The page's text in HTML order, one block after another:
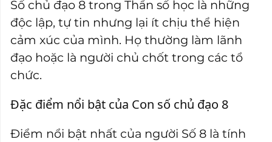
Số chủ đạo 8 trong Thần số học là những
độc lập, tự tin nhưng lại ít chịu thể hiện
cảm xúc của mình. Họ thường làm lãnh
đạo hoặc là người chủ chốt trong các tổ
chức.
Đặc điểm nổi bật của Con số chủ đạo 8
Điểm nổi bật nhất của người Số 8 là tính